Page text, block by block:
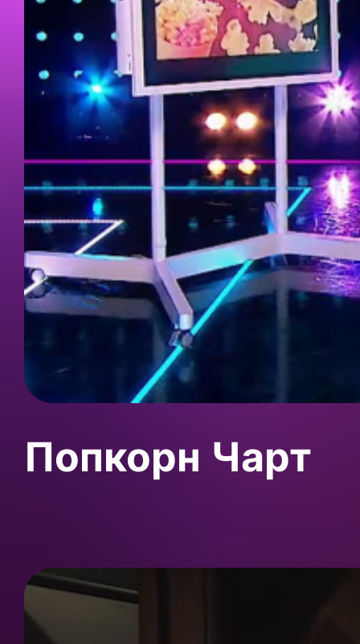
Попкорн Чарт